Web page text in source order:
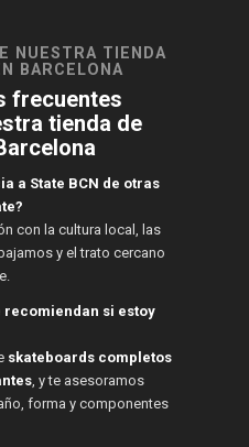
NUESTRA TIENDA
BARCELONA
frecuentes
tienda de
a State BCN de otras
con la cultura local, las
y el trato cercano
recomiendan si estoy
skateboards completos
, y te asesoramos
forma y componentes